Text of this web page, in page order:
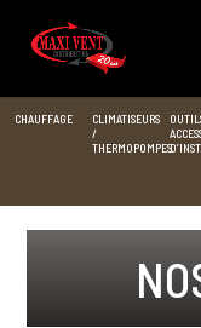
CHAUFFAGE
CLIMATISEURS
/
THERMOPOMPES